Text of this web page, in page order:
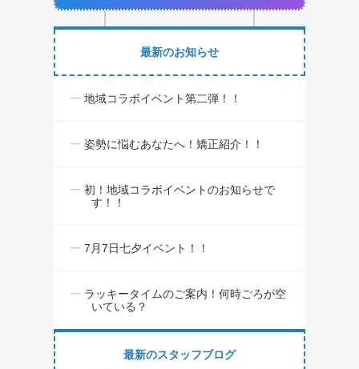
最新のお知らせ
地域コラボイベント第二弾！！
姿勢に悩むあなたへ！矯正紹介！！
初！地域コラボイベントのお知らせで
す！！
7月7日七夕イベント！！
ラッキータイムのご案内！何時ごろが空
いている？
最新のスタッフブログ